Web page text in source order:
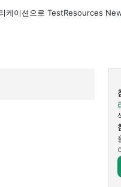
케이션으로 TestResources